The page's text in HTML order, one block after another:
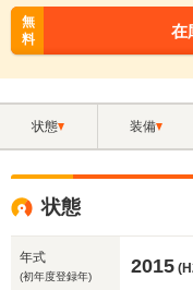
無
料
在
状態 装備
状態
年式
(初年度登録年) 2015